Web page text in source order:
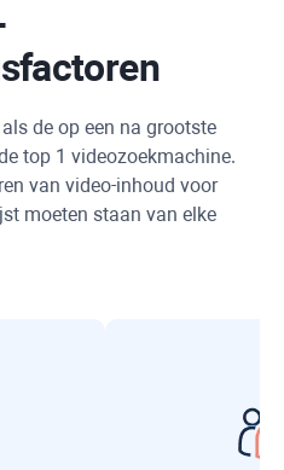
de op een na grootste
top 1 videozoekmachine.
van video-inhoud voor
moeten staan ​​van elke